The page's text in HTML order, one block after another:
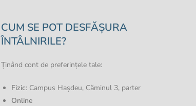
CUM SE POT DESFĂȘURA
ÎNTÂLNIRILE?
Ținând cont de preferințele tale:
Fizic: Campus Hașdeu, Căminul 3, parter
Online